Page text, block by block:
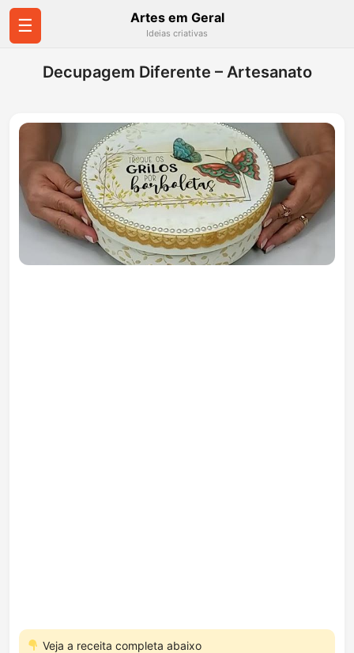
☰ Artes em Geral
Ideias criativas
Decupagem Diferente – Artesanato
Veja a receita completa abaixo